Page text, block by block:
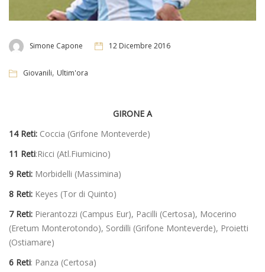
Simone Capone 12 Dicembre 2016
Giovanili, Ultim'ora
GIRONE A
14 Reti: Coccia (Grifone Monteverde)
11 Reti:Ricci (Atl.Fiumicino)
9 Reti: Morbidelli (Massimina)
8 Reti: Keyes (Tor di Quinto)
7 Reti: Pierantozzi (Campus Eur), Pacilli (Certosa), Mocerino
(Eretum Monterotondo), Sordilli (Grifone Monteverde), Proietti
(Ostiamare)
6 Reti: Panza (Certosa)